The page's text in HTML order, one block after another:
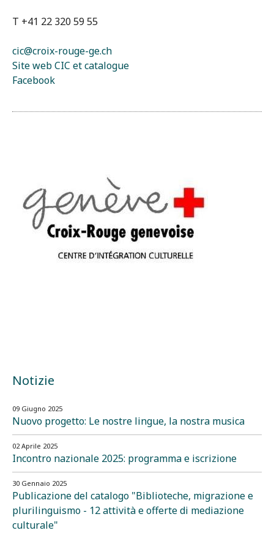
T +41 22 320 59 55
cic@croix-rouge-ge.ch
Site web CIC et catalogue
Facebook
Notizie
09 Giugno 2025
Nuovo progetto: Le nostre lingue, la nostra musica
02 Aprile 2025
Incontro nazionale 2025: programma e iscrizione
30 Gennaio 2025
Publicazione del catalogo "Biblioteche, migrazione e
plurilinguismo - 12 attività e offerte di mediazione
culturale"